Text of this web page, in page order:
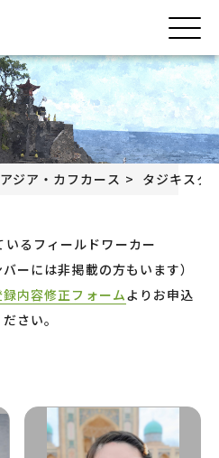
ジア・カフカース タジキスタ
るフィールドワーカー
ーには非掲載の方もいます）
録内容修正フォームよりお申込
さい。